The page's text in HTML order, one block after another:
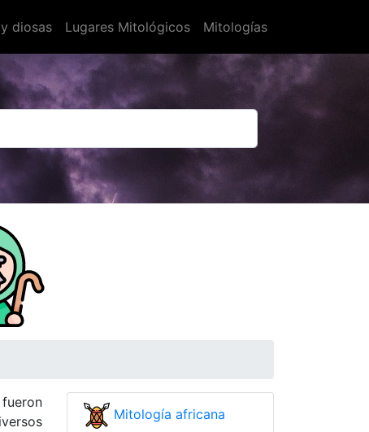
diosas Lugares Mitológicos Mitologías
Mitología africana